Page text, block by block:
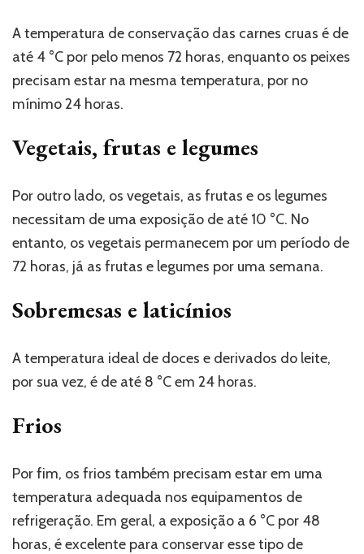
A temperatura de conservação das carnes cruas é de
até 4 °C por pelo menos 72 horas, enquanto os peixes
precisam estar na mesma temperatura, por no
mínimo 24 horas.
Vegetais, frutas e legumes
Por outro lado, os vegetais, as frutas e os legumes
necessitam de uma exposição de até 10 °C. No
entanto, os vegetais permanecem por um período de
72 horas, já as frutas e legumes por uma semana.
Sobremesas e laticínios
A temperatura ideal de doces e derivados do leite,
por sua vez, é de até 8 °C em 24 horas.
Frios
Por fim, os frios também precisam estar em uma
temperatura adequada nos equipamentos de
refrigeração. Em geral, a exposição a 6 °C por 48
horas, é excelente para conservar esse tipo de